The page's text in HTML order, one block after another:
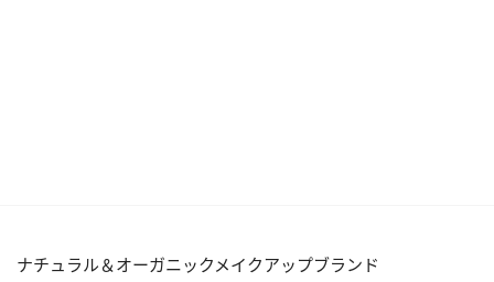
ナチュラル＆オーガニックメイクアップブランド